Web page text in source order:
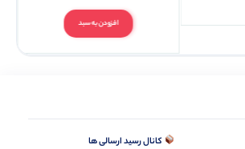
افزودن به سبد
کانال رسید ارسالی ها